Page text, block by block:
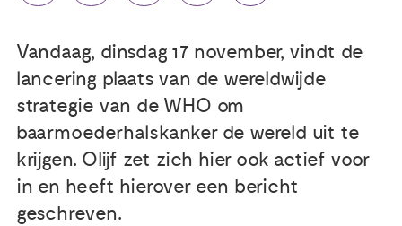
Nieuws
Agenda
Publicaties
Vandaag, dinsdag 17 november, vindt de
lancering plaats van de wereldwijde
strategie van de WHO om
baarmoederhalskanker de wereld uit te
krijgen. Olijf zet zich hier ook actief voor
in en heeft hierover een bericht
geschreven.